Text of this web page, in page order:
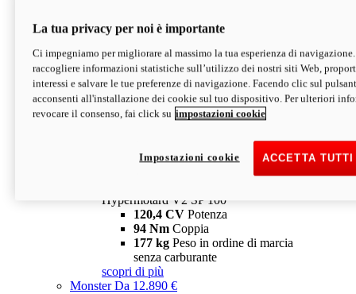
V2 SP
Hypermotard V2 SP
120,4 CVPotenza
94 NmCoppia
177 kgPeso in ordine di marcia
senza carburante
Depotenziata 35 kW: 18.890 € i
configura scopri di più
Hypermotard V2 SP 100
120,4 CV Potenza
94 Nm Coppia
177 kg Peso in ordine di marcia
senza carburante
scopri di più
MonsterDa 12.890 €
La tua privacy per noi è importante
Ci impegniamo per migliorare al massimo la tua esperienza di
raccogliere informazioni statistiche sull’utilizzo dei nostri siti Web,
interessi e salvare le tue preferenze di navigazione. Facendo clic sul
acconsenti all'installazione dei cookie sul tuo dispositivo. Per ulteriori
revocare il consenso, fai click su impostazioni cookie
ACCETTA
Impostazioni cookie